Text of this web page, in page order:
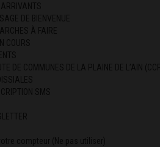
DE BIENVENUE
À FAIRE
COURS
DE COMMUNES DE LA PLAINE DE L’AIN
SMS
compteur (Ne pas utiliser)